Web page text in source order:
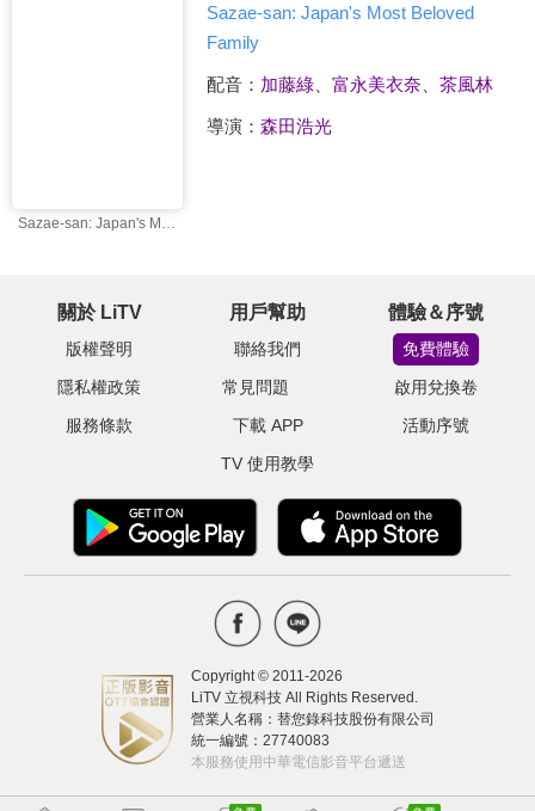
Sazae-san: Japan's Most Beloved
Family
配音： 加藤綠、 富永美衣奈 茶風林
導演： 森田浩光
關於 LiTV
版權聲明
隱私權政策
服務條款
用戶幫助
聯絡我們
常見問題
下載 APP
TV 使用教學
體驗＆序號
免費體驗
啟用兌換卷
活動序號
Copyright © 2011-2026
LiTV 立視科技 All Rights Reserved.
營業人名稱：替您錄科技股份有限公司
統一編號：27740083
本服務使用中華電信影音平台遞送